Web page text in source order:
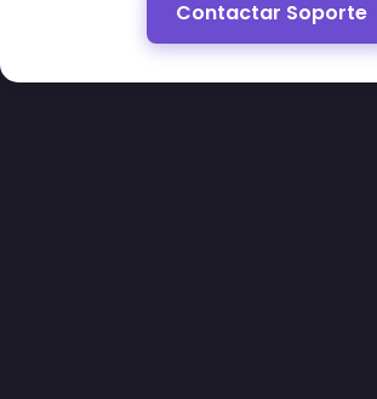
Contactar Soporte